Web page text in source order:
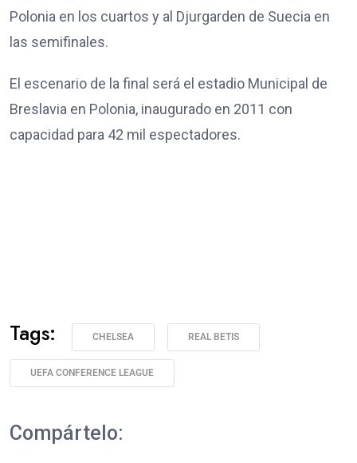
Polonia en los cuartos y al Djurgarden de Suecia en
las semifinales.
El escenario de la final será el estadio Municipal de
Breslavia en Polonia, inaugurado en 2011 con
capacidad para 42 mil espectadores.
Tags: CHELSEA REAL BETIS
UEFA CONFERENCE LEAGUE
Compártelo: